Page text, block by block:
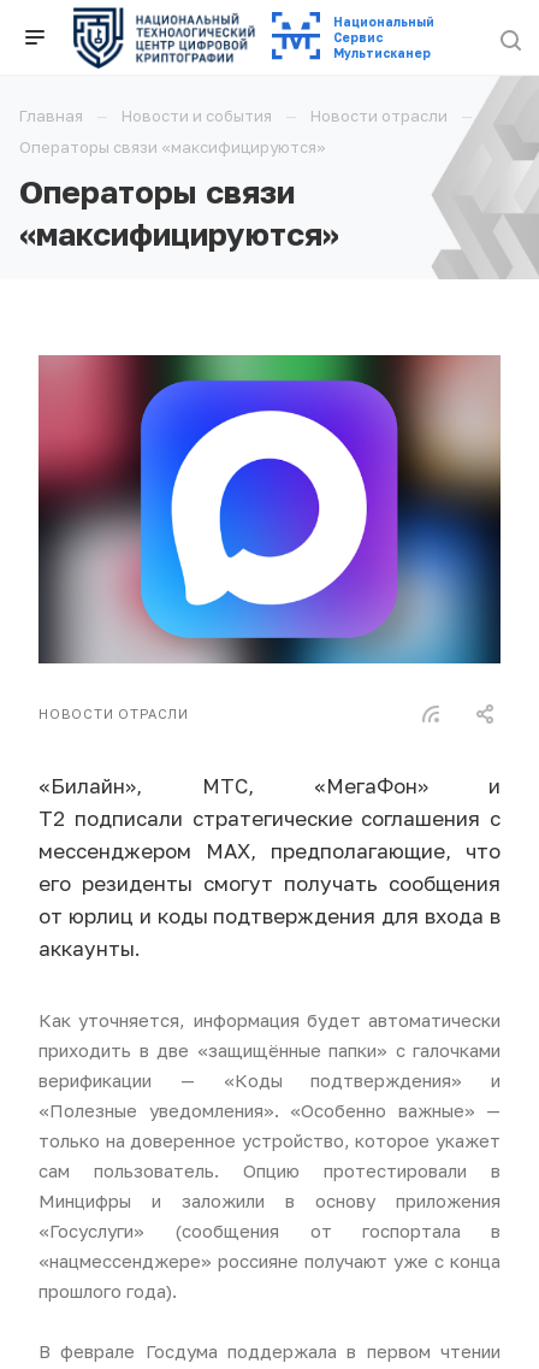
Национальный
Cервис
Мультисканер
Главная Новости и события
Новости отрасли
Операторы связи «максифицируются»
Операторы связи
«максифицируются»
НОВОСТИ ОТРАСЛИ
«Билайн», МТС, «МегаФон» и
Т2 подписали стратегические соглашения с
мессенджером MAX, предполагающие, что
его резиденты смогут получать сообщения
от юрлиц и коды подтверждения для входа в
аккаунты.
Как уточняется, информация будет автоматически
приходить в две «защищённые папки» с галочками
верификации — «Коды подтверждения» и
«Полезные уведомления». «Особенно важные» —
только на доверенное устройство, которое укажет
сам пользователь. Опцию протестировали в
Минцифры и заложили в основу приложения
«Госуслуги» (сообщения от госпортала в
«нацмессенджере» россияне получают уже с конца
прошлого года).
В феврале Госдума поддержала в первом чтении